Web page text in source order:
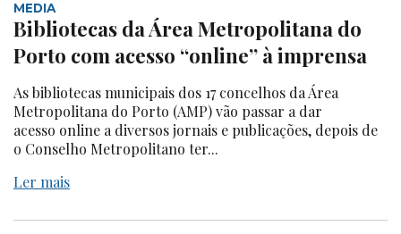
MEDIA
Bibliotecas da Área Metropolitana do
Porto com acesso “online” à imprensa
As bibliotecas municipais dos 17 concelhos da Área
Metropolitana do Porto (AMP) vão passar a dar
acesso online a diversos jornais e publicações, depois de
o Conselho Metropolitano ter...
Ler mais